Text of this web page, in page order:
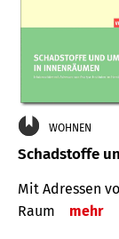
WOHNEN
Schadstoffe
Mit Adressen
Raum
mehr